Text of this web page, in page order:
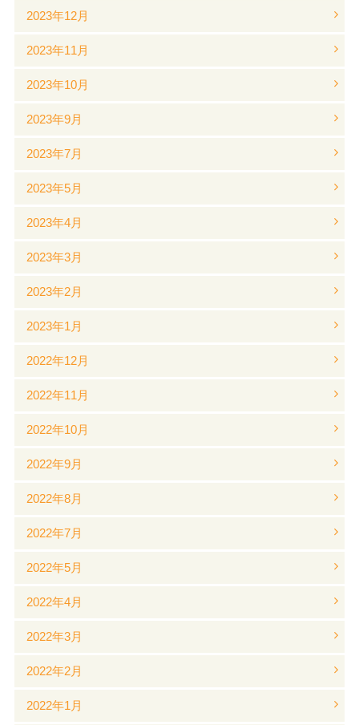
2023年12月
2023年11月
2023年10月
2023年9月
2023年7月
2023年5月
2023年4月
2023年3月
2023年2月
2023年1月
2022年12月
2022年11月
2022年10月
2022年9月
2022年8月
2022年7月
2022年5月
2022年4月
2022年3月
2022年2月
2022年1月